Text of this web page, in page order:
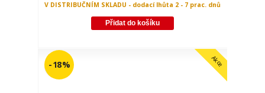
V DISTRIBUČNÍM SKLADU - dodací lhůta 2 - 7 prac. dnů
Přidat do košíku
Akce
- 18 %